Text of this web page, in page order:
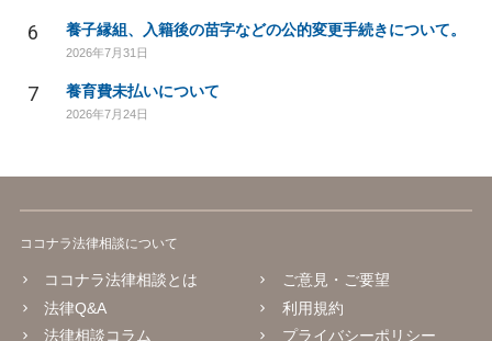
6 養子縁組、入籍後の苗字などの公的変更手続きについて。
2026年7月31日
7 養育費未払いについて
2026年7月24日
ココナラ法律相談について
ココナラ法律相談とは
法律Q&A
法律相談コラム
ご意見・ご要望
利用規約
プライバシーポリシー